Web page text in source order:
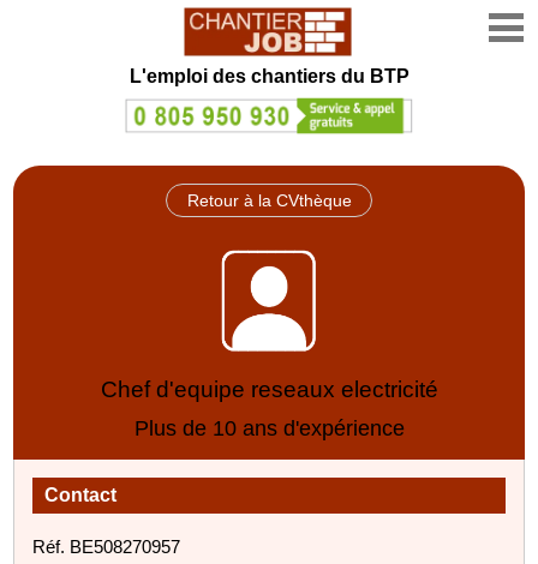
L'emploi des chantiers du BTP
Retour à la CVthèque
Chef d'equipe reseaux electricité
Plus de 10 ans d'expérience
Contact
Réf. BE508270957